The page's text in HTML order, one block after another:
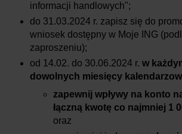
informacji handlowych";
do 31.03.2024 r. zapisz się do
wniosek dostępny w Moje ING
zaproszeniu);
od 14.02. do 30.06.2024 r. w
dowolnych miesięcy
zapewnij wpływy na konto
łączną kwotę co najmniej 1
oraz